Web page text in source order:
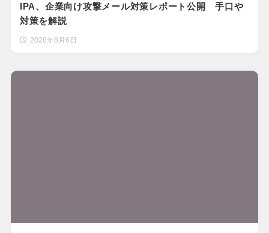
IPA、企業向け攻撃メール対策レポート公開 手口や
対策を解説
2026年8月6日